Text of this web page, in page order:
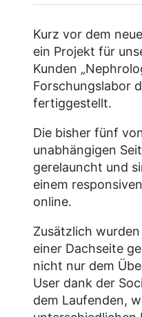
Kurz vor dem
ein Projekt für
Kunden
Forschungslabor
fertiggestellt.
Die bisher fünf
unabhängigen
gerelauncht und
einem
online.
Zusätzlich
einer Dachseite
nicht nur dem
User dank der
dem Laufenden,